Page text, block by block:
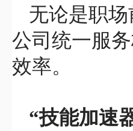
无论是职
公司统一服
效率。
“技能加速